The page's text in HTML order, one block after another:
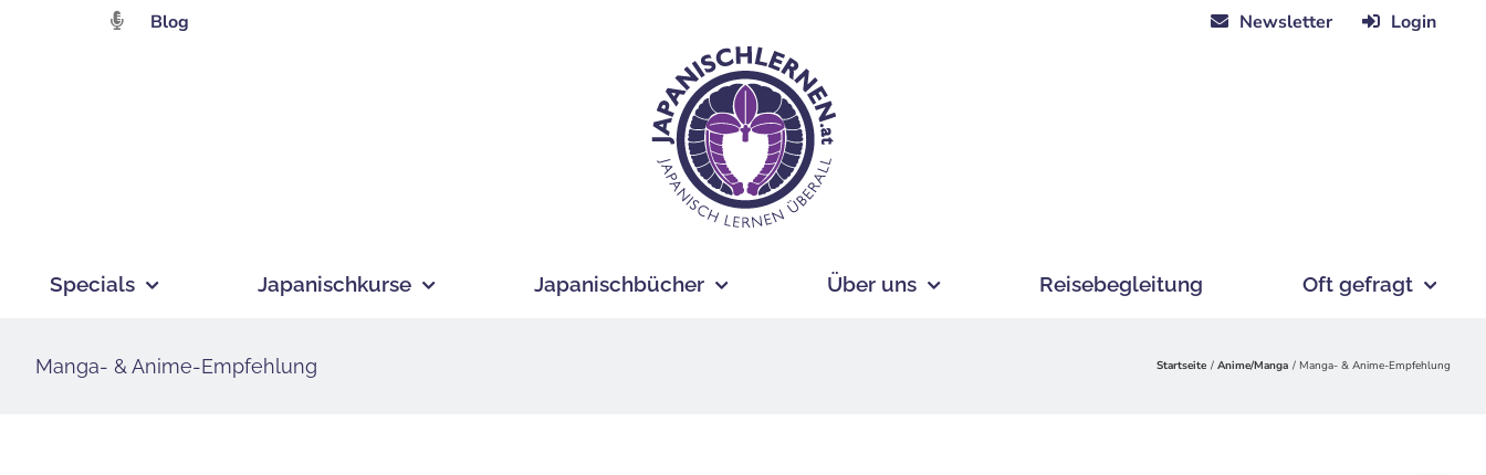
Blog Newsletter Login
Specials Japanischkurse Japanischbücher Über uns Reisebegleitung Oft gefragt
Manga- & Anime-Empfehlung Startseite Anime/Manga Manga- & Anime-Empfehlung